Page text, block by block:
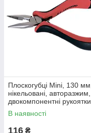
Плоскогубці Mini, 130 мм,
нікельовані, авторазжим,
двокомпонентні рукоятки
MATRIX
В наявності
116 ₴